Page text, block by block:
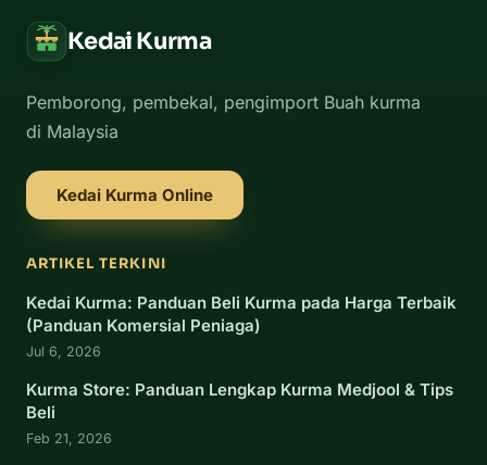
Kedai Kurma
Pemborong, pembekal, pengimport Buah kurma
di Malaysia
Kedai Kurma Online
ARTIKEL TERKINI
Kedai Kurma: Panduan Beli Kurma pada Harga Terbaik
(Panduan Komersial Peniaga)
Jul 6, 2026
Kurma Store: Panduan Lengkap Kurma Medjool & Tips
Beli
Feb 21, 2026